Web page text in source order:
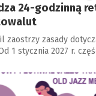
24-godzinną
zaostrzy zasady
1 stycznia 2027 r.